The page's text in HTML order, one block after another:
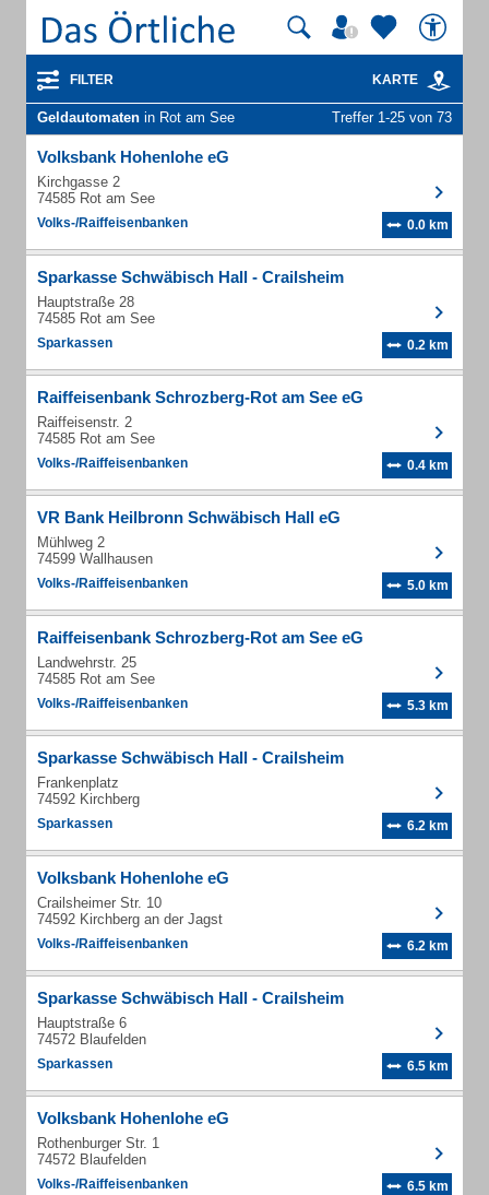
FILTER KARTE
Geldautomaten in Rot am See Treffer 1-25 von 73
Volksbank Hohenlohe eG
Kirchgasse 2
74585 Rot am See
Volks-/Raiffeisenbanken 0.0 km
Sparkasse Schwäbisch Hall - Crailsheim
Hauptstraße 28
74585 Rot am See
Sparkassen 0.2 km
Raiffeisenbank Schrozberg-Rot am See eG
Raiffeisenstr. 2
74585 Rot am See
Volks-/Raiffeisenbanken 0.4 km
VR Bank Heilbronn Schwäbisch Hall eG
Mühlweg 2
74599 Wallhausen
Volks-/Raiffeisenbanken 5.0 km
Raiffeisenbank Schrozberg-Rot am See eG
Landwehrstr. 25
74585 Rot am See
Volks-/Raiffeisenbanken 5.3 km
Sparkasse Schwäbisch Hall - Crailsheim
Frankenplatz
74592 Kirchberg
Sparkassen 6.2 km
Volksbank Hohenlohe eG
Crailsheimer Str. 10
74592 Kirchberg an der Jagst
Volks-/Raiffeisenbanken 6.2 km
Sparkasse Schwäbisch Hall - Crailsheim
Hauptstraße 6
74572 Blaufelden
Sparkassen 6.5 km
Volksbank Hohenlohe eG
Rothenburger Str. 1
74572 Blaufelden
Volks-/Raiffeisenbanken 6.5 km